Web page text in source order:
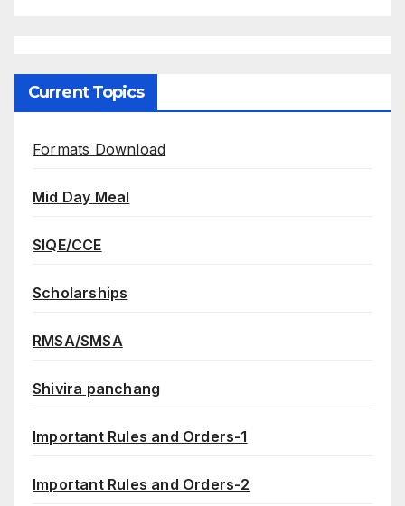
Current Topics
Formats Download
Mid Day Meal
SIQE/CCE
Scholarships
RMSA/SMSA
Shivira panchang
Important Rules and Orders-1
Important Rules and Orders-2